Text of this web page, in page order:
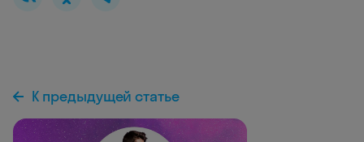
К предыдущей статье